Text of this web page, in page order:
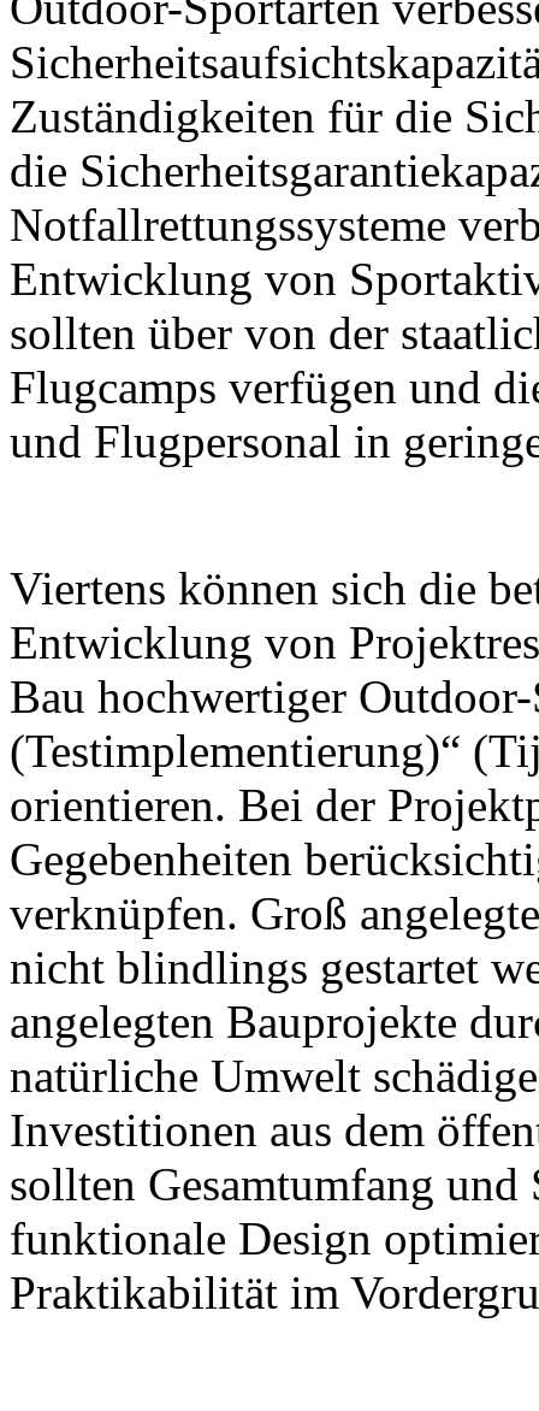
Zuständigkeiten für die
die
Notfallrettungssysteme
Entwicklung von
sollten über von der
Flugcamps verfügen und
und Flugpersonal in
Viertens können sich die
Entwicklung von
Bau hochwertiger
(Testimplementierung)“
orientieren. Bei der
Gegebenheiten
verknüpfen. Groß
nicht blindlings gestartet
angelegten Bauprojekte
natürliche Umwelt
Investitionen aus dem
sollten Gesamtumfang
funktionale Design
Praktikabilität im